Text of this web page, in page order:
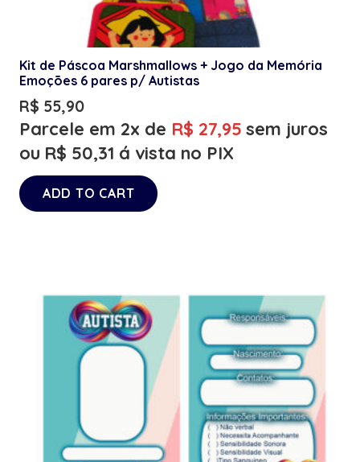
Kit de Páscoa Marshmallows + Jogo da Memória
Emoções 6 pares p/ Autistas
R$ 55,90
Parcele em 2x de R$ 27,95 sem juros
ou R$ 50,31 á vista no PIX
ADD TO CART